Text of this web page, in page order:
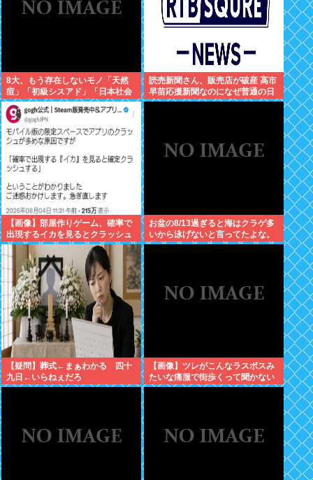
8大、もう存在しないモノ「天然
痘」「初級シスアド」「日本社会
党」「コンパイル」「AmPm」
「ジャスコ」「共立薬科大学」
読売新聞さん、販売店が破産 高市
早苗応援新聞なのになぜ普通の日
本人は買い支えないの？
【画像】部屋作りゲーム、確率で
出現するイカを見るとクラッシュ
する不具合が発生ｗｗｗ
お盆の8/13過ぎると海はクラゲ多
いから泳げないと言ってたよな。
昔お盆過ぎると寒くなっていたし
【疑問】葬式←まぁわかる 四十
九日←いらねぇだろ
【画像】ツレがこんなラスボスみ
たいな痛服で街歩くって聞かない
んやが、ガチで勘弁して欲しい